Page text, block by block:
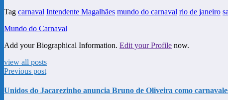
Tag carnaval Intendente Magalhães mundo do carnaval rio de janeiro
Mundo do Carnaval
Add your Biographical Information. Edit your Profile now.
view all posts
Previous post
Unidos do Jacarezinho anuncia Bruno de Oliveira como